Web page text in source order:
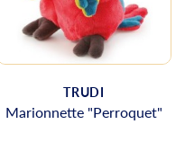
TRUDI
Marionnette "Perroquet"